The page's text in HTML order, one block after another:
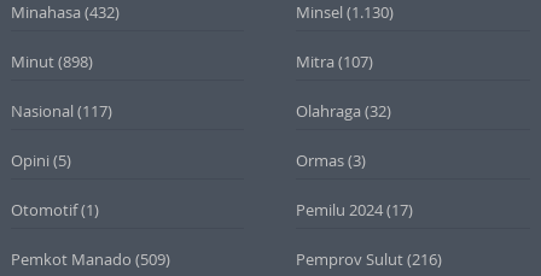
Minahasa (432) Minsel (1.130)
Minut(898) Mitra (107)
Nasional (117) Olahraga (32)
Opini (5) Ormas(3)
Otomotif(1) Pemilu 2024(17)
Pemkot Manado (509) Pemprov Sulut(216)